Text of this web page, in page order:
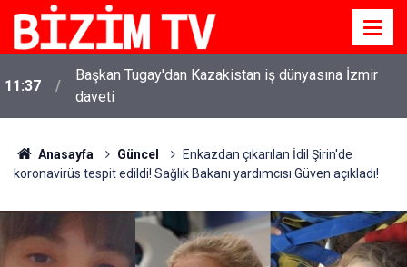
11:37
Başkan Tugay'dan Kazakistan iş dünyasına İzmir
daveti
Anasayfa Güncel
Enkazdan çıkarılan İdil Şirin'de
koronavirüs tespit edildi! Sağlık Bakanı yardımcısı Güven açıkladı!